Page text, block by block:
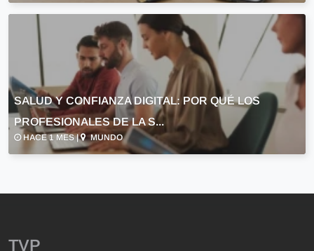
SALUD Y CONFIANZA DIGITAL: POR QUÉ LOS
PROFESIONALES DE LA S...
HACE 1 MES | MUNDO
TVP